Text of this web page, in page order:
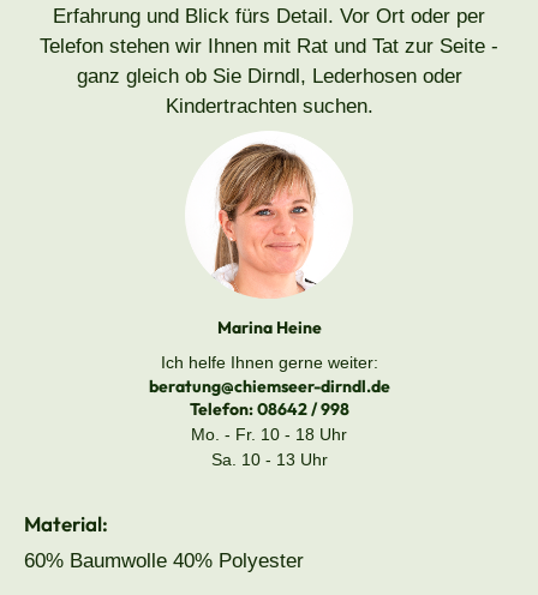
Erfahrung und Blick fürs Detail. Vor Ort oder per
Telefon stehen wir Ihnen mit Rat und Tat zur Seite -
ganz gleich ob Sie Dirndl, Lederhosen oder
Kindertrachten suchen.
Marina Heine
Ich helfe Ihnen gerne weiter:
beratung@chiemseer-dirndl.de
Telefon:08642 / 998
Mo. - Fr. 10 - 18 Uhr
Sa. 10 - 13 Uhr
Material:
60% Baumwolle 40% Polyester